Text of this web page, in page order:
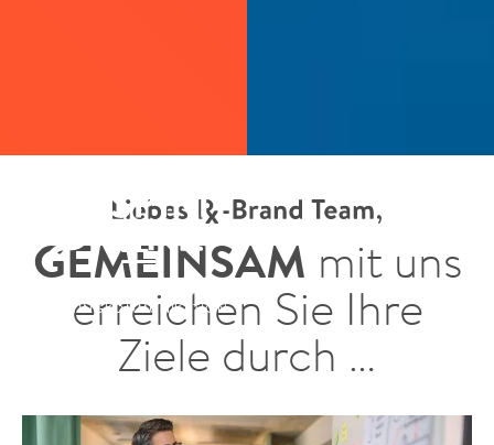
AGENTUR FÜR HEALTHCARE-
MARKETINGKOMMUNIKATION
GEMEINSAM mit uns
erreichen Sie Ihre
Ziele durch …